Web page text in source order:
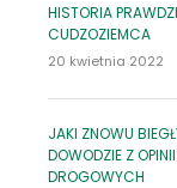
HISTORIA
CUDZOZIEMCA
20 kwietnia 2022
JAKI ZNOWU
DOWODZIE Z
DROGOWYCH